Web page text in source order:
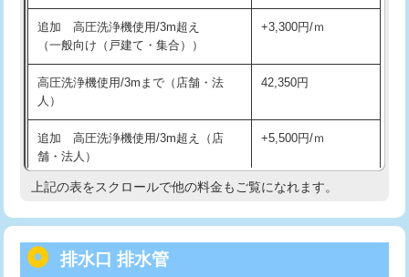
廃棄・処分
※給水管工事は20mmまでの価格です。
給水管工事※（支持金具設置) 5,500円
給水管工事※（保温材使用（バンド止
め込み）)
5,500円
給水管工事※（土の掘削・埋め戻し作
業)
11,000円
給水管工事※（塩ビ管（VP・HI）使
用/3ｍまで)
用（追加）/3ｍ超え)
追加 高圧洗浄機使用/3m超え
（一般向け（戸建て・集合））
+3,300円/ｍ
高圧洗浄機使用/3mまで（店舗・法
人）
42,350円
追加 高圧洗浄機使用/3m超え（店
舗・法人）
+5,500円/ｍ
高度高圧洗浄換 現地調査
トーラー機使用/3mまで
上記の表をスクロールで他の料金もご覧になれます。
排水口 排水管